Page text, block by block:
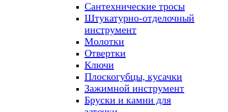
Сантехнические тросы
Штукатурно-отделочный
инструмент
Молотки
Отвертки
Ключи
Плоскогубцы, кусачки
Зажимной инструмент
Бруски и камни для